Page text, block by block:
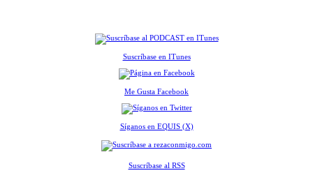
Suscríbase en ITunes
Me Gusta Facebook
Síganos en EQUIS (X)
Suscríbase al RSS